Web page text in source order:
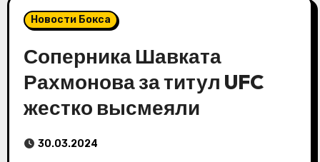
Новости Бокса
Соперника Шавката
Рахмонова за титул UFC
жестко высмеяли
30.03.2024